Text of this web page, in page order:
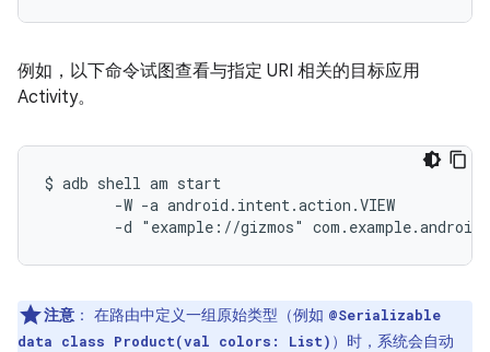
例如，以下命令试图查看与指定 URI 相关的目标应用
Activity。
$ adb shell am start
        -W -a android.intent.action.VIEW
注意 ： 在路由中定义一组原始类型（例如 @Serializable
data class Product(val colors: List) ）时，系统会自动